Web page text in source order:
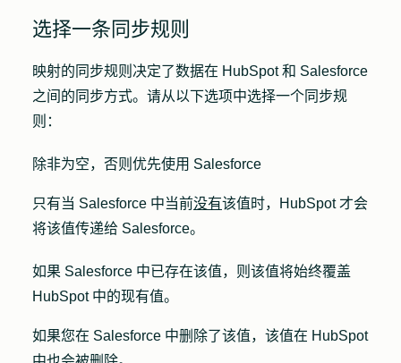
选择一条同步规则
映射的同步规则决定了数据在 HubSpot 和 Salesforce
之间的同步方式。请从以下选项中选择一个同步规
则 ：
除非为空，否则优先使用 Salesforce
只有当 Salesforce 中当前没有该值时，HubSpot 才会
将该值传递给 Salesforce。
如果 Salesforce 中已存在该值，则该值将始终覆盖
HubSpot 中的现有值。
如果您在 Salesforce 中删除了该值，该值在 HubSpot